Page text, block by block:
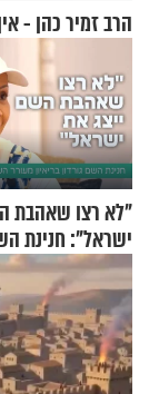
הרב זמיר כהן -
"לא רצו שאהבת
ישראל": חנינת
בריאיון מעורר